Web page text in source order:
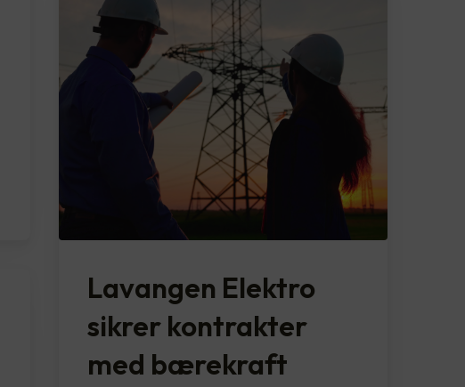
Lavangen Elektro
sikrer kontrakter
med bærekraft